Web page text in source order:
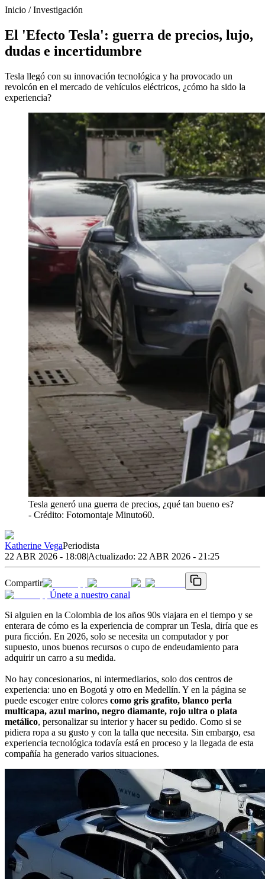
Inicio /Investigación
El 'Efecto Tesla': guerra de precios, lujo,
dudas e incertidumbre
Tesla llegó con su innovación tecnológica y ha provocado un
revolcón en el mercado de vehículos eléctricos, ¿cómo ha sido la
experiencia?
Tesla generó una guerra de precios, ¿qué tan bueno es?
- Crédito: Fotomontaje Minuto60.
Katherine VegaPeriodista
22 ABR 2026 - 18:08|Actualizado: 22 ABR 2026 - 21:25
Compartir
Únete a nuestro canal
Si alguien en la Colombia de los años 90s viajara en el tiempo y se
enterara de cómo es la experiencia de comprar un Tesla, diría que es
pura ficción. En 2026, solo se necesita un computador y por
supuesto, unos buenos recursos o cupo de endeudamiento para
adquirir un carro a su medida.
No hay concesionarios, ni intermediarios, solo dos centros de
experiencia: uno en Bogotá y otro en Medellín. Y en la página se
puede escoger entre colores como gris grafito, blanco perla
multicapa, azul marino, negro diamante, rojo ultra o plata
metálico, personalizar su interior y hacer su pedido. Como si se
pidiera ropa a su gusto y con la talla que necesita. Sin embargo, esa
experiencia tecnológica todavía está en proceso y la llegada de esta
compañía ha generado varios situaciones.